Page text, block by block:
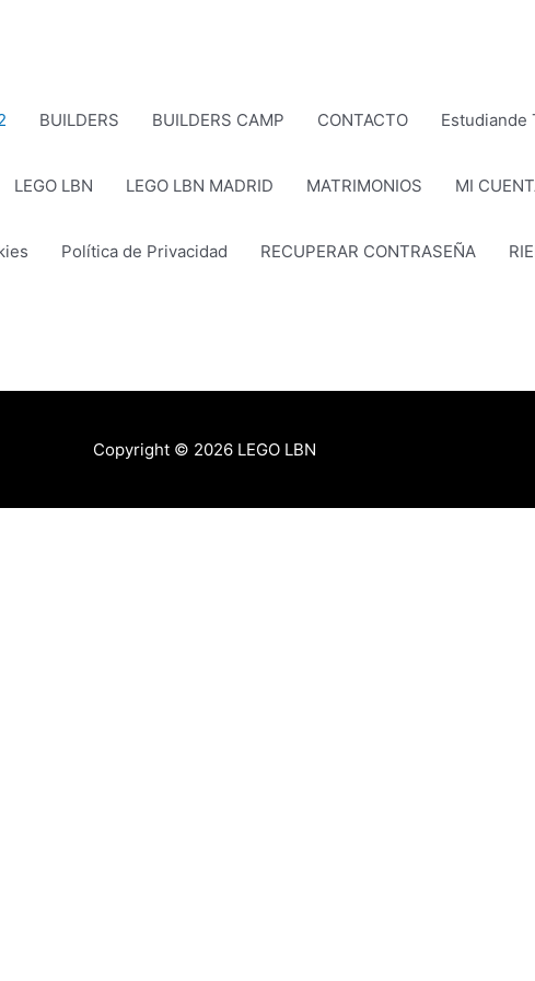
BUILDERS BUILDERS CAMP CONTACTO Estudiande
LEGO LBN LEGO LBN MADRID MATRIMONIOS MI
Política de Privacidad RECUPERAR CONTRASEÑA
Copyright © 2026 LEGO LBN